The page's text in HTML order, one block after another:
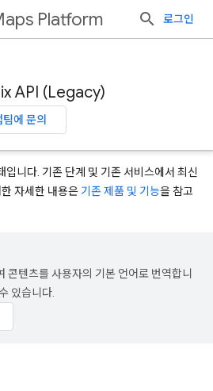
Platform 로그인
API (Legacy)
에 문의
입니다. 기존 단계 및 기존 서비스에서 최신
자세한 내용은 기존 제품 및 기능을 참고
콘텐츠를 사용자의 기본 언어로 번역합니
있습니다.